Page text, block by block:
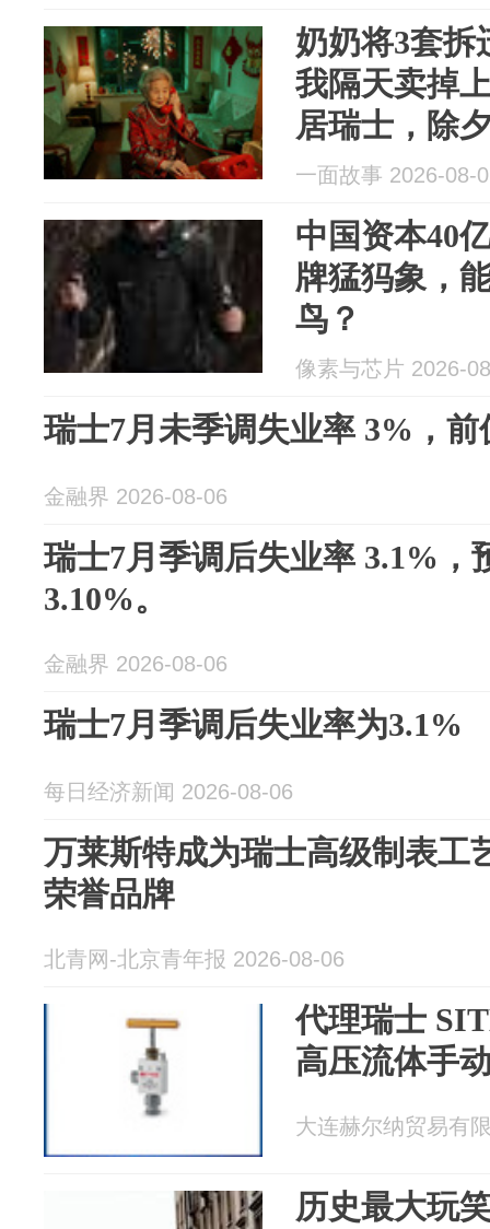
奶奶将3套拆
我隔天卖掉
居瑞士，除
回去
一面故事 2026-08-
中国资本40
牌猛犸象，
鸟？
像素与芯片 2026-
瑞士7月未季调失业率 3%，前
金融界 2026-08-06
瑞士7月季调后失业率 3.1%，
3.10%。
金融界 2026-08-06
瑞士7月季调后失业率为3.1%
每日经济新闻 2026-08-06
万莱斯特成为瑞士高级制表工
荣誉品牌
北青网-北京青年报 2026-08-06
代理瑞士
高压流体手
大连赫尔纳贸易有
历史最大玩